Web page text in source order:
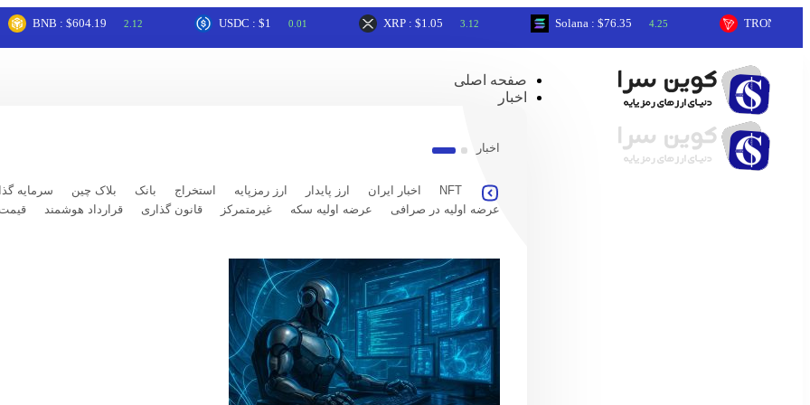
BNB : $604.19 2.12 USDC : $1 0.01 XRP : $1.05 3.12 Solana : $76.35 4.25 TRON : $0.33
صفحه اصلی
اخبار
اخبار
NFT اخبار ایران ارز پایدار ارز رمزپایه استخراج بانک بلاک چین سرمایه
عرضه اولیه در صرافی
عرضه اولیه سکه غیرمتمرکز قانون گذاری قرارداد هوشمند